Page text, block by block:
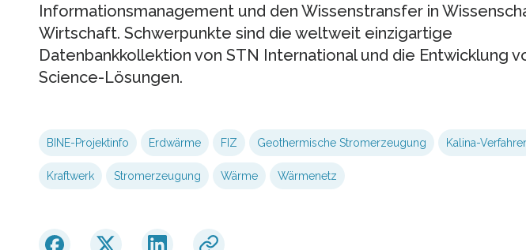
Informationsmanagement und den Wissenstransfer in
Wirtschaft. Schwerpunkte sind die weltweit einzigartige
Datenbankkollektion von STN International und die Entwicklung
Science-Lösungen.
BINE-Projektinfo Erdwärme FIZ Geothermische Stromerzeugung Kalina-
Kraftwerk Stromerzeugung Wärme Wärmenetz